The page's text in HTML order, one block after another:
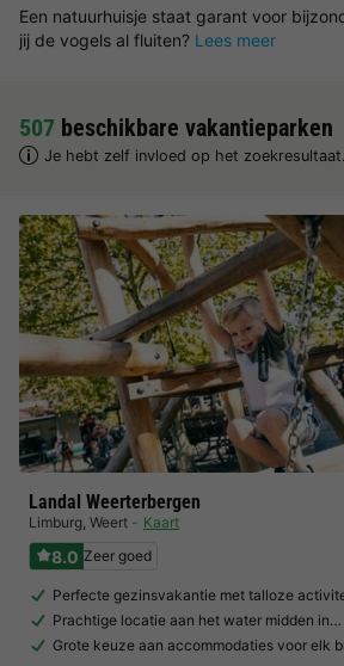
Een natuurhuisje staat garant voor
jij de vogels al fluiten? Lees meer
507 beschikbare vakantieparken
Je hebt zelf invloed op het zoekresultaat.
Landal Weerterbergen
Limburg, Weert Kaart
8.0 Zeer goed
Perfecte gezinsvakantie met talloze
Prachtige locatie aan het water midden in…
Grote keuze aan accommodaties voor elk